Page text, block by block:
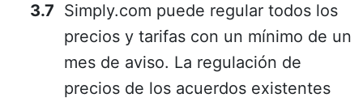
Simply.com puede regular todos los
precios y tarifas con un mínimo de un
mes de aviso. La regulación de
precios de los acuerdos existentes